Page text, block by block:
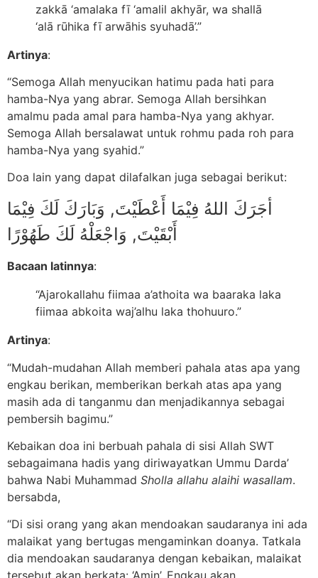
zakkā ‘amalaka fī ‘amalil akhyār, wa shallā
‘alā rūhika fī arwāhis syuhadā’.”
Artinya:
“Semoga Allah menyucikan hatimu pada hati para
hamba-Nya yang abrar. Semoga Allah bersihkan
amalmu pada amal para hamba-Nya yang akhyar.
Semoga Allah bersalawat untuk rohmu pada roh para
hamba-Nya yang syahid.”
Doa lain yang dapat dilafalkan juga sebagai berikut:
أجَرَكَ اللهُ فِيْمَا أَعْطَيْتَ, وَبَارَكَ لَكَ فِيْمَا
أَبْقَيْتَ, وَاجْعَلْهُ لَكَ طَهُوْرًا
Bacaan latinnya:
“Ajarokallahu fiimaa a’athoita wa baaraka laka
fiimaa abkoita waj’alhu laka thohuuro.”
Artinya:
“Mudah-mudahan Allah memberi pahala atas apa yang
engkau berikan, memberikan berkah atas apa yang
masih ada di tanganmu dan menjadikannya sebagai
pembersih bagimu.”
Kebaikan doa ini berbuah pahala di sisi Allah SWT
sebagaimana hadis yang diriwayatkan Ummu Darda’
bahwa Nabi Muhammad Sholla allahu alaihi wasallam.
bersabda,
“Di sisi orang yang akan mendoakan saudaranya ini ada
malaikat yang bertugas mengaminkan doanya. Tatkala
dia mendoakan saudaranya dengan kebaikan, malaikat